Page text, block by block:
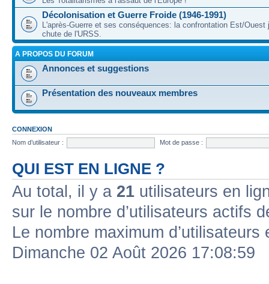
Décolonisation et Guerre Froide (1946-1991)
L'après-Guerre et ses conséquences: la confrontation Est/Ouest
chute de l'URSS.
A PROPOS DU FORUM
Annonces et suggestions
Présentation des nouveaux membres
CONNEXION
Nom d’utilisateur :
Mot de passe :
QUI EST EN LIGNE ?
Au total, il y a 21 utilisateurs en
sur le nombre d’utilisateurs actifs
Le nombre maximum
Dimanche 02 Août 2026 17:08:59